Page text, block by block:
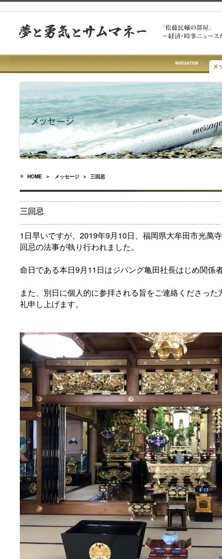
HOME ＞ メッセージ ＞ 三回忌
三回忌
1日早いですが、2019年9月10日、福岡県大牟田市光萬
回忌の法事が執り行われました。
命日である本日9月11日はジパング亀田社長はじめ関係
また、別日に個人的に参拝される旨をご連絡くださっ
礼申し上げます。